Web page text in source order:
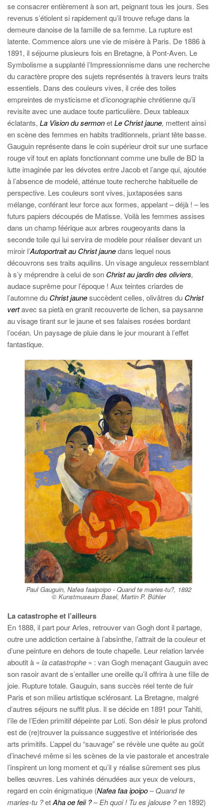
se consacrer entièrement à son art, peignant tous les jours. Ses
revenus s’étiolent si rapidement qu’il trouve refuge dans la
demeure danoise de la famille de sa femme. La rupture est
latente. Commence alors une vie de misère à Paris. De 1886 à
1891, il séjourne plusieurs fois en Bretagne, à Pont-Aven. Le
Symbolisme a supplanté l’Impressionnisme dans une recherche
du caractère propre des sujets représentés à travers leurs traits
essentiels. Dans des couleurs vives, il crée des toiles
empreintes de mysticisme et d’iconographie chrétienne qu’il
revisite avec une audace toute particulière. Deux tableaux
éclatants, La Vision du sermonetLe Christ jaune, mettent ainsi
en scène des femmes en habits traditionnels, priant tête basse.
Gauguin représente dans le coin supérieur droit sur une surface
rouge vif tout en aplats fonctionnant comme une bulle de BD la
lutte imaginée par les dévotes entre Jacob et l’ange qui, ajoutée
à l’absence de modelé, atténue toute recherche habituelle de
perspective. Les couleurs sont vives, juxtaposées sans
mélange, conférant leur force aux formes, appelant – déjà ! – les
futurs papiers découpés de Matisse. Voilà les femmes assises
dans un champ féérique aux arbres rougeoyants dans la
seconde toile qui lui servira de modèle pour réaliser devant un
miroir l’Autoportrait au Christ jaunedans lequel nous
découvrons ses traits aquilins. Un visage anguleux ressemblant
à s’y méprendre à celui de son Christ au jardin des oliviers,
audace suprême pour l’époque ! Aux teintes criardes de
l’automne du Christ jaunesuccèdent celles, olivâtres du Christ
vertavec sa pietà en granit recouverte de lichen, sa paysanne
au visage tirant sur le jaune et ses falaises rosées bordant
l’océan. Un paysage de pluie dans le jour mourant à l’effet
fantastique.
Paul Gauguin, Nafea faaipoipo - Quand te maries-tu?, 1892
© Kunstmuseum Basel, Martin P. Bühler
La catastrophe et l’ailleurs
En 1888, il part pour Arles, retrouver van Gogh dont il partage,
outre une addiction certaine à l’absinthe, l’attrait de la couleur et
d’une peinture en dehors de toute chapelle. Leur relation larvée
aboutit à « la catastrophe » : van Gogh menaçant Gauguin avec
son rasoir avant de s’entailler une oreille qu’il offrira à une fille de
joie. Rupture totale. Gauguin, sans succès réel tente de fuir
Paris et son milieu artistique sclérosant. La Bretagne, malgré
d’autres séjours ne suffit plus. Il se décide en 1891 pour Tahiti,
l’île de l’Eden primitif dépeinte par Loti. Son désir le plus profond
est de (re)trouver la puissance suggestive et intériorisée des
arts primitifs. L’appel du “sauvage” se révèle une quête au goût
d’inachevé même si les scènes de la vie pastorale et ancestrale
l’inspirent un long moment et qu’il y réalise sûrement ses plus
belles œuvres. Les vahinés dénudées aux yeux de velours,
regard en coin énigmatique (Nafea faa ipoipo–Quand te
maries-tu ?etAha oe feii ?– Eh quoi ! Tu es jalouse ?en 1892)